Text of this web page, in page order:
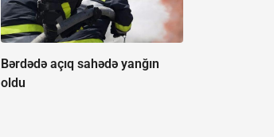
Bərdədə açıq sahədə yanğın
oldu